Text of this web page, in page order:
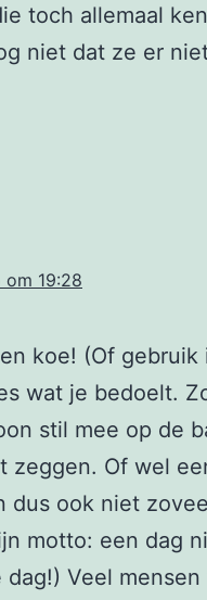
toch allemaal
niet dat ze er
om 19:28
koe! (Of
wat je bedoelt.
stil mee op de
zeggen. Of wel
dus ook niet
motto: een dag
Veel